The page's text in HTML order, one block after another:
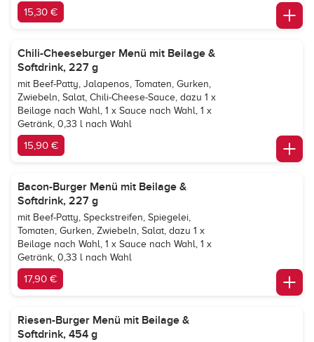
15,30 €
Chili-Cheeseburger Menü mit Beilage &
Softdrink, 227 g
mit Beef-Patty, Jalapenos, Tomaten, Gurken,
Zwiebeln, Salat, Chili-Cheese-Sauce, dazu 1 x
Beilage nach Wahl, 1 x Sauce nach Wahl, 1 x
Getränk, 0,33 l nach Wahl
15,90 €
Bacon-Burger Menü mit Beilage &
Softdrink, 227 g
mit Beef-Patty, Speckstreifen, Spiegelei,
Tomaten, Gurken, Zwiebeln, Salat, dazu 1 x
Beilage nach Wahl, 1 x Sauce nach Wahl, 1 x
Getränk, 0,33 l nach Wahl
17,90 €
Riesen-Burger Menü mit Beilage &
Softdrink, 454 g